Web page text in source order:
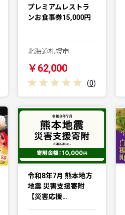
プレミアムレストラ
ンお食事券15,000円
北海道札幌市
￥62,000
(0)
令和8年7月 熊本地方
地震 災害支援寄附
【災害応援…